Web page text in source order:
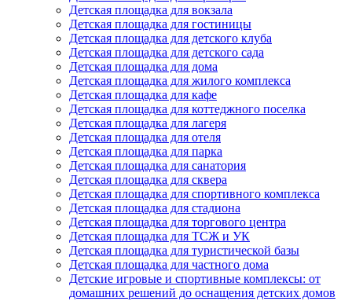
Детская площадка для вокзала
Детская площадка для гостиницы
Детская площадка для детского клуба
Детская площадка для детского сада
Детская площадка для дома
Детская площадка для жилого комплекса
Детская площадка для кафе
Детская площадка для коттеджного поселка
Детская площадка для лагеря
Детская площадка для отеля
Детская площадка для парка
Детская площадка для санатория
Детская площадка для сквера
Детская площадка для спортивного комплекса
Детская площадка для стадиона
Детская площадка для торгового центра
Детская площадка для ТСЖ и УК
Детская площадка для туристической базы
Детская площадка для частного дома
Детские игровые и спортивные комплексы: от
домашних решений до оснащения детских домов